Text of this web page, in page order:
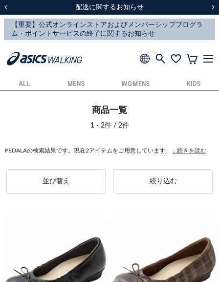
スクスク（SUKU2）価格改定のお知らせ
配送に関するお知らせ
スクスク（SUKU2）価格改定のお知らせ
配送に関するお知らせ
ALL MENS WOMENS KIDS
商品一覧
1 - 2件 / 2件
PEDALAの検索結果です。現在2アイテムをご用意しています。 ...続きを読む
並び替え 絞り込む